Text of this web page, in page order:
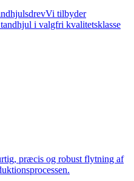
Vi tilbyder
i valgfri kvalitetsklasse
præcis og robust flytning af